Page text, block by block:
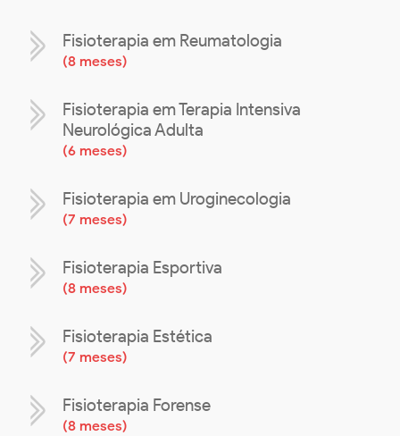
Fisioterapia em Reumatologia
(8 meses)
Fisioterapia em Terapia Intensiva
Neurológica Adulta
(6 meses)
Fisioterapia em Uroginecologia
(7 meses)
Fisioterapia Esportiva
(8 meses)
Fisioterapia Estética
(7 meses)
Fisioterapia Forense
(8 meses)